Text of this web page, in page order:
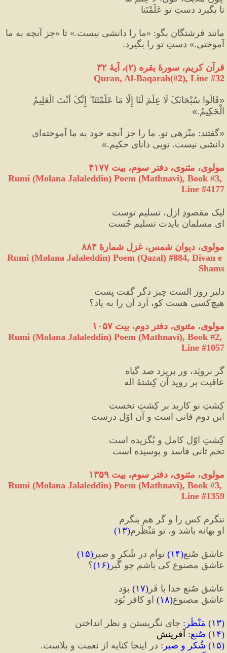
تا بگیرد دستِ تو عَلَّمْتَنا
مانند فرشتگان بگو:
«ما را دانشی نیست.» تا «
آموختی.» دستِ تو را بگیرد.
قرآن کریم، سورهٔ بقره (۲)، آیهٔ ۳۲
Quran, Al-Baqarah(#2), Line #32
«
الْحَكِيمُ.»
«گفتند:
دانشى نيست. تويى داناى حكيم.»
مولوی، مثنوی، دفتر سوم، بیت ۴۱۷۷
Rumi (Molana Jalaleddin) Poem (Mathnavi), Book #3,
Line #4177
لیک مقصودِ ازل، تسلیمِ توست
ای مسلمان بایدت تسلیم جُست
مولوی، دیوان شمس، غزل شمارهٔ ۸۸۴
Rumi (Molana Jalaleddin) Poem (Qazal) #884, Divan e
Shams
دلبر روزِ الست چیزِ دگر گفت پست
هیچ‌کسی هست کو، آرد آن را به یاد؟
مولوی، مثنوی، دفتر دوم، بیت ۱۰۵۷
Rumi (Molana Jalaleddin) Poem (Mathnavi), Book #2,
Line #1057
گر برویَد، ور بریزد صد گیاه
عاقبت بر روید آن کِشتهٔ‏ اله‏
کِشتِ نو کارید بر کِشتِ نخست
این دوم فانی است و آن اوّل درست
کِشتِ اوّل کامل و بُگزیده است
تخمِ ثانی فاسد و پوسیده است
مولوی، مثنوی، دفتر سوم، بیت ۱۳۵۹
Rumi (Molana Jalaleddin) Poem (Mathnavi), Book #3,
Line #1359
ننگرم کس را و گر هم بنگرم
او بهانه باشد و، تو مَنْظَرم(۱۳)
عاشقِ صُنعِ(۱۴) تواَم در شُکر و صبر (۱۵)
عاشقِ مصنوع کی باشم چو گَبر (۱۶)؟
عاشقِ صُنعِ خدا با فَر (۱۷) بوَد
عاشقِ مصنوعِ(۱۸) او کافر بُوَد
(۱۳) مَنْظَر : جای نگریستن و نظر انداختن
(۱۴) صُنع: آفرینش
(۱۵) شُکر و صبر : در اینجا کنایه از نعمت و بلاست.